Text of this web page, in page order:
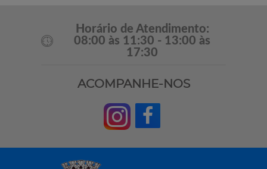
Horário de Atendimento:
08:00 às 11:30 - 13:00 às
17:30
ACOMPANHE-NOS